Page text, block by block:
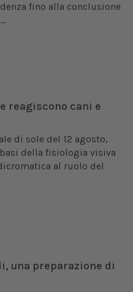
fino alla conclusione
reagiscono cani e
di sole del 12 agosto,
della fisiologia visiva
al ruolo del
una preparazione di